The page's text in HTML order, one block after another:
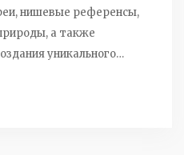
нишевые референсы,
а также
уникального